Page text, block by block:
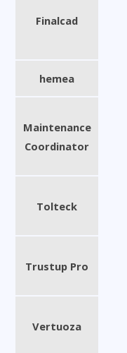
Finalcad
hemea
Maintenance
Coordinator
Tolteck
Trustup Pro
Vertuoza